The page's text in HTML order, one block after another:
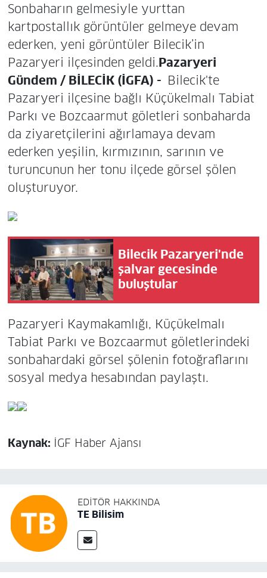
Sonbaharın gelmesiyle yurttan
kartpostallık görüntüler gelmeye devam
ederken, yeni görüntüler Bilecik’in
Pazaryeri ilçesinden geldi.Pazaryeri
Gündem / BİLECİK (İGFA) - Bilecik'te
Pazaryeri ilçesine bağlı Küçükelmalı Tabiat
Parkı ve Bozcaarmut göletleri sonbaharda
da ziyaretçilerini ağırlamaya devam
ederken yeşilin, kırmızının, sarının ve
turuncunun her tonu ilçede görsel şölen
oluşturuyor.
Bilecik Pazaryeri'nde
şalvar gecesinde
buluştular
Pazaryeri Kaymakamlığı, Küçükelmalı
Tabiat Parkı ve Bozcaarmut göletlerindeki
sonbahardaki görsel şölenin fotoğraflarını
sosyal medya hesabından paylaştı.
Kaynak: İGF Haber Ajansı
EDITÖR HAKKINDA
TE Bilisim